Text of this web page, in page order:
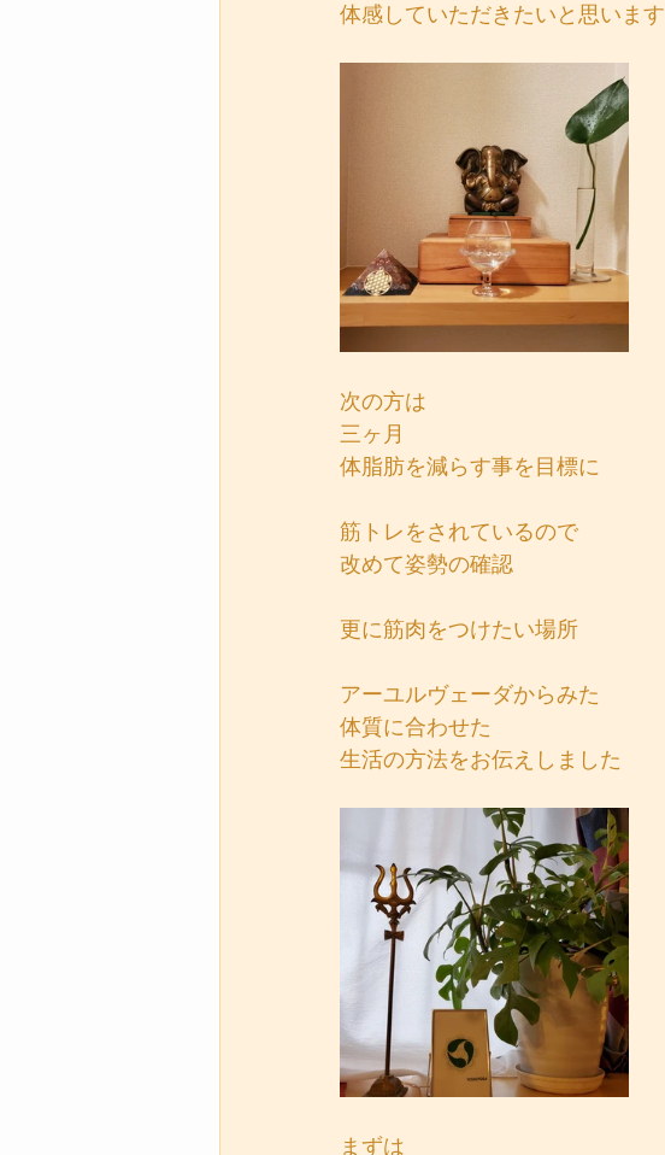
体感していただきたいと思います
次の方は
三ヶ月
体脂肪を減らす事を目標に
筋トレをされているので
改めて姿勢の確認
更に筋肉をつけたい場所
アーユルヴェーダからみた
体質に合わせた
生活の方法をお伝えしました
まずは